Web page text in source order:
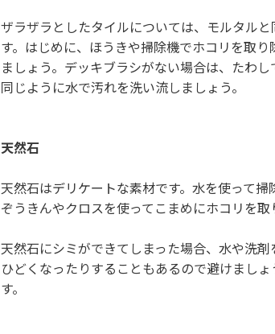
ザラザラとしたタイルについては、モルタル
す。はじめに、ほうきや掃除機でホコリを取
ましょう。デッキブラシがない場合は、たわ
同じように水で汚れを洗い流しましょう。
天然石
天然石はデリケートな素材です。水を使って掃
ぞうきんやクロスを使ってこまめにホコリを取
天然石にシミができてしまった場合、水や洗
ひどくなったりすることもあるので避けまし
す。